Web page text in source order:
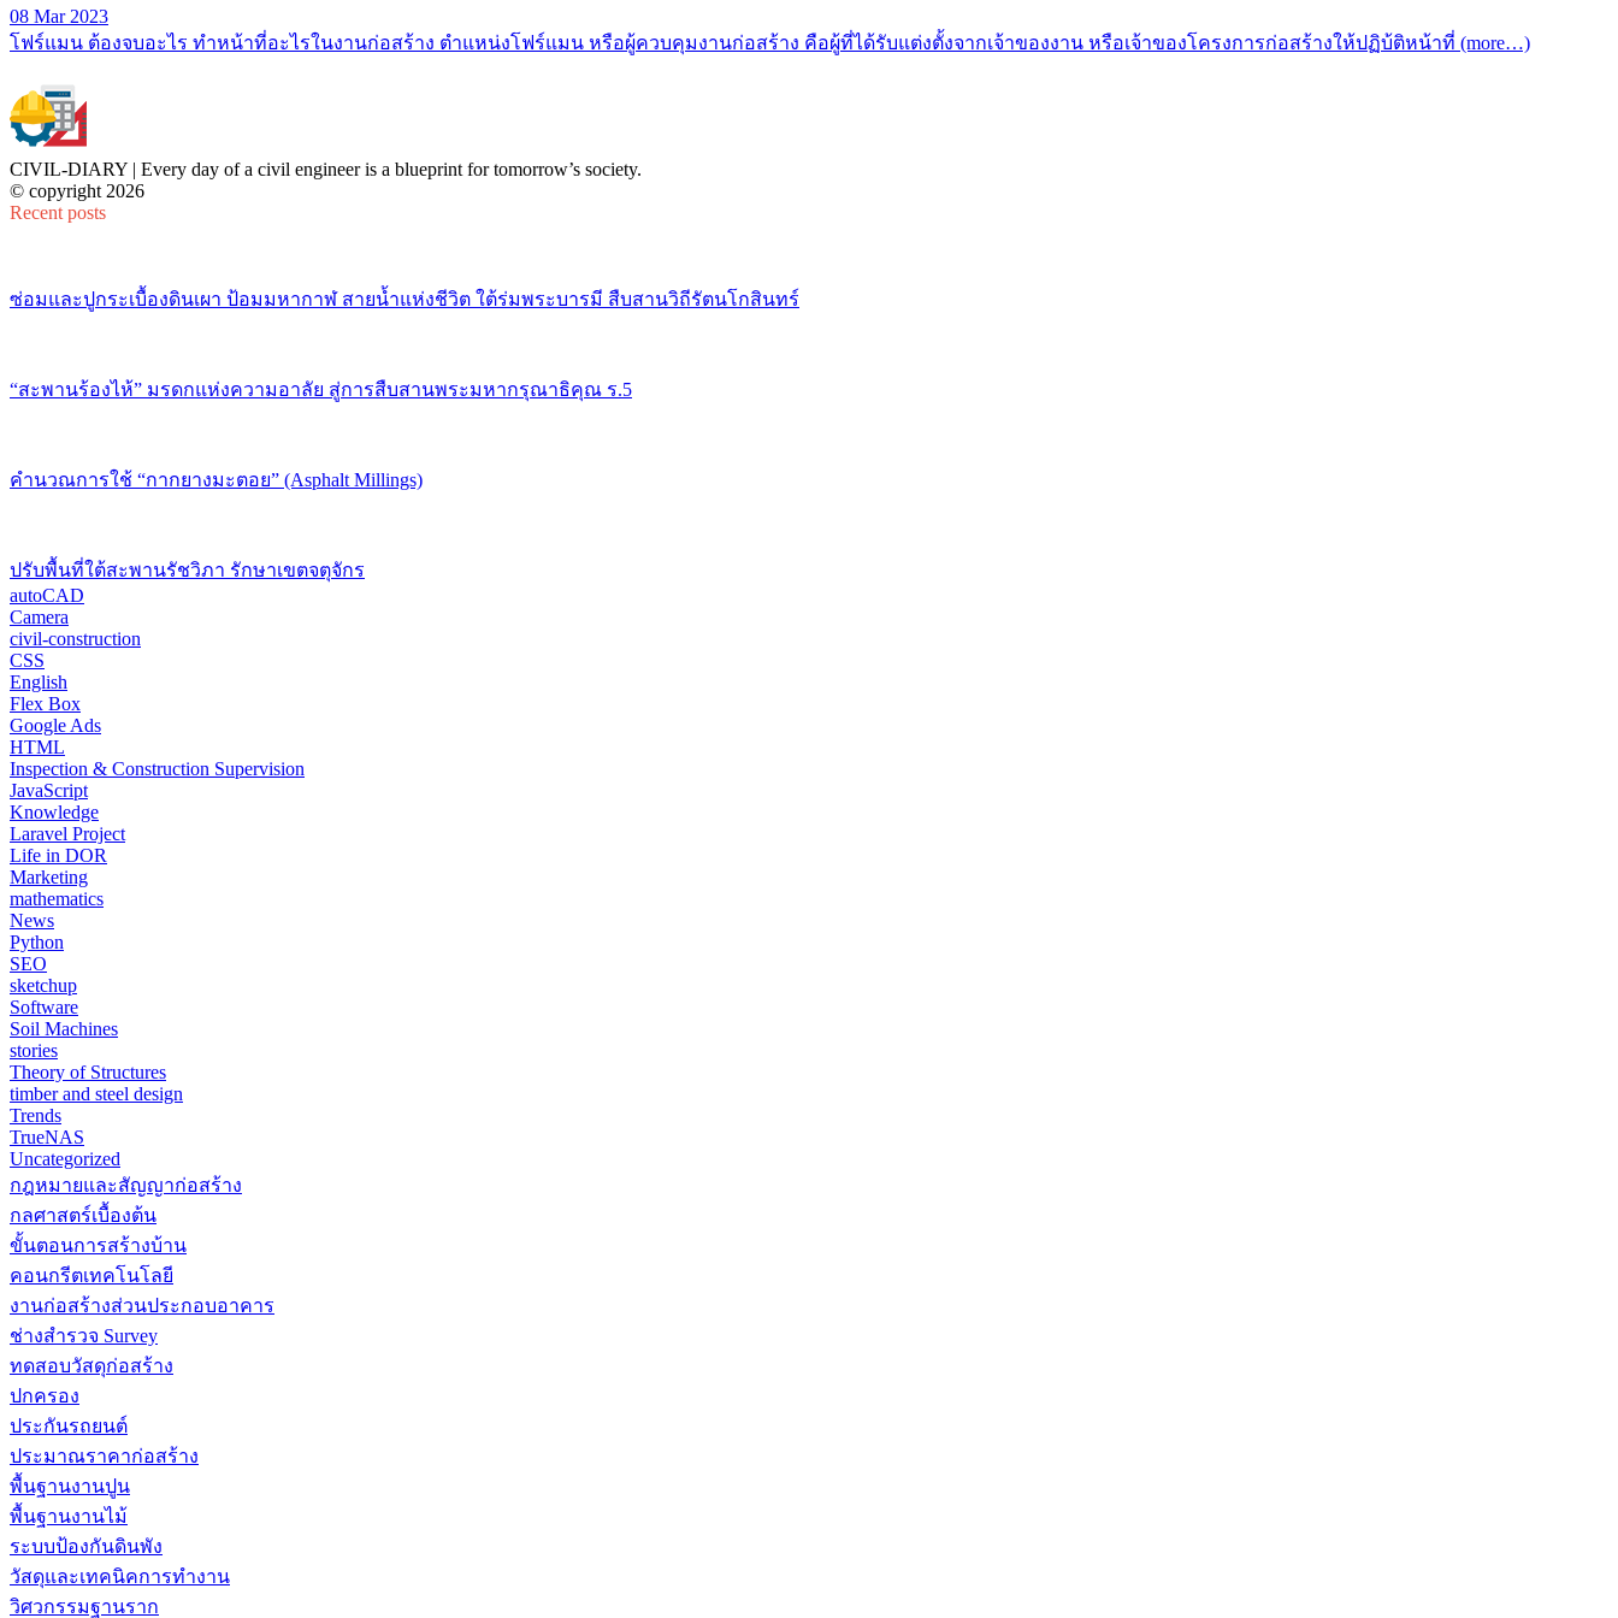
08 Mar 2023
โฟร์แมน ต้องจบอะไร ทำหน้าที่อะไรในงานก่อสร้าง ตำแหน่งโฟร์แมน หรือผู้ควบคุมงานก่อสร้าง คือผู้ที่ได้รับแต่งตั้งจากเจ้าของงาน หรือเจ้าของโครงการก่อสร้างให้ปฏิบ้ติหน้าที่ (more…)
CIVIL-DIARY | Every day of a civil engineer is a blueprint for tomorrow’s society.
© copyright 2026
Recent posts
ซ่อมและปูกระเบื้องดินเผา ป้อมมหากาฬ สายน้ำแห่งชีวิต ใต้ร่มพระบารมี สืบสานวิถีรัตนโกสินทร์
“สะพานร้องไห้” มรดกแห่งความอาลัย สู่การสืบสานพระมหากรุณาธิคุณ ร.5
คำนวณการใช้ “กากยางมะตอย” (Asphalt Millings)
ปรับพื้นที่ใต้สะพานรัชวิภา รักษาเขตจตุจักร
autoCAD
Camera
civil-construction
CSS
English
Flex Box
Google Ads
HTML
Inspection & Construction Supervision
JavaScript
Knowledge
Laravel Project
Life in DOR
Marketing
mathematics
News
Python
SEO
sketchup
Software
Soil Machines
stories
Theory of Structures
timber and steel design
Trends
TrueNAS
Uncategorized
กฎหมายและสัญญาก่อสร้าง
กลศาสตร์เบื้องต้น
ขั้นตอนการสร้างบ้าน
คอนกรีตเทคโนโลยี
งานก่อสร้างส่วนประกอบอาคาร
ช่างสำรวจ Survey
ทดสอบวัสดุก่อสร้าง
ปกครอง
ประกันรถยนต์
ประมาณราคาก่อสร้าง
พื้นฐานงานปูน
พื้นฐานงานไม้
ระบบป้องกันดินพัง
วัสดุและเทคนิคการทำงาน
วิศวกรรมฐานราก